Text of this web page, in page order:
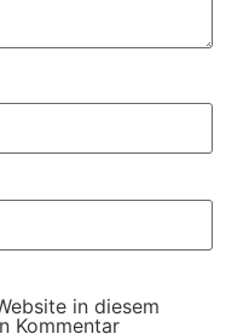
in diesem
Kommentar